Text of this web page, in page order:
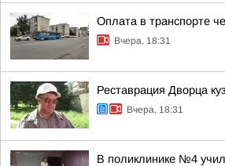
Оплата в транспорте
Вчера, 18:31
Реставрация Дворца
Вчера, 18:31
В поликлинике №4